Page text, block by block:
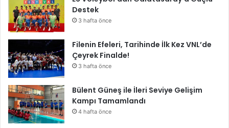
Destek
3 hafta önce
Filenin Efeleri, Tarihinde İlk Kez VNL’de
Çeyrek Finalde!
3 hafta önce
Bülent Güneş ile İleri Seviye Gelişim
Kampı Tamamlandı
4 hafta önce